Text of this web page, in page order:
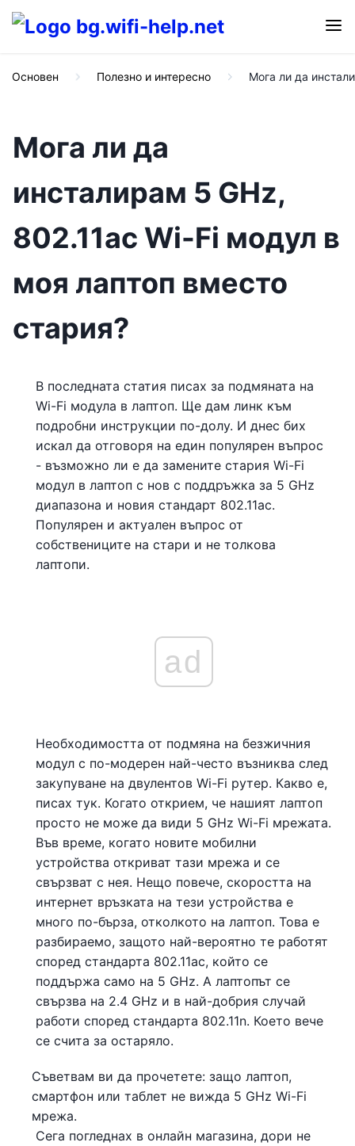
Основен Полезно и интересно Мога ли да
Мога ли да
инсталирам 5 GHz,
802.11ac Wi-Fi модул в
моя лаптоп вместо
стария?
В последната статия писах за подмяната на
Wi-Fi модула в лаптоп. Ще дам линк към
подробни инструкции по-долу. И днес бих
искал да отговоря на един популярен въпрос
- възможно ли е да замените стария Wi-Fi
модул в лаптоп с нов с поддръжка за 5 GHz
диапазона и новия стандарт 802.11ac.
Популярен и актуален въпрос от
собствениците на стари и не толкова
лаптопи.
ad
Необходимостта от подмяна на безжичния
модул с по-модерен най-често възниква след
закупуване на двулентов Wi-Fi рутер. Какво е,
писах тук. Когато открием, че нашият лаптоп
просто не може да види 5 GHz Wi-Fi мрежата.
Във време, когато новите мобилни
устройства откриват тази мрежа и се
свързват с нея. Нещо повече, скоростта на
интернет връзката на тези устройства е
много по-бърза, отколкото на лаптоп. Това е
разбираемо, защото най-вероятно те работят
според стандарта 802.11ac, който се
поддържа само на 5 GHz. А лаптопът се
свързва на 2.4 GHz и в най-добрия случай
работи според стандарта 802.11n. Което вече
се счита за остаряло.
Съветвам ви да прочетете: защо лаптоп,
смартфон или таблет не вижда 5 GHz Wi-Fi
мрежа.
Сега погледнах в онлайн магазина, дори не